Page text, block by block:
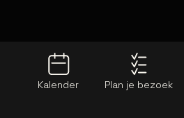
Kalender Plan je bezoek